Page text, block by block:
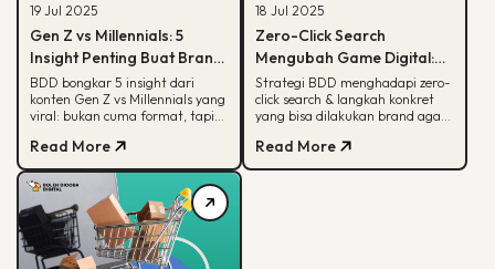
19 Jul 2025
Gen Z vs Millennials: 5
Insight Penting Buat Brand
yang Mau Tumbuh Lewat
Konten
BDD bongkar 5 insight dari
konten Gen Z vs Millennials yang
viral: bukan cuma format, tapi
Read More
18 Jul 2025
Zero-Click Search
Mengubah Game Digital:
Begini Strategi BDD & Apa
yang Bisa Dilakukan Brand
Strategi BDD menghadapi zero-
click search & langkah konkret
yang bisa dilakukan brand agar
Google
Read More